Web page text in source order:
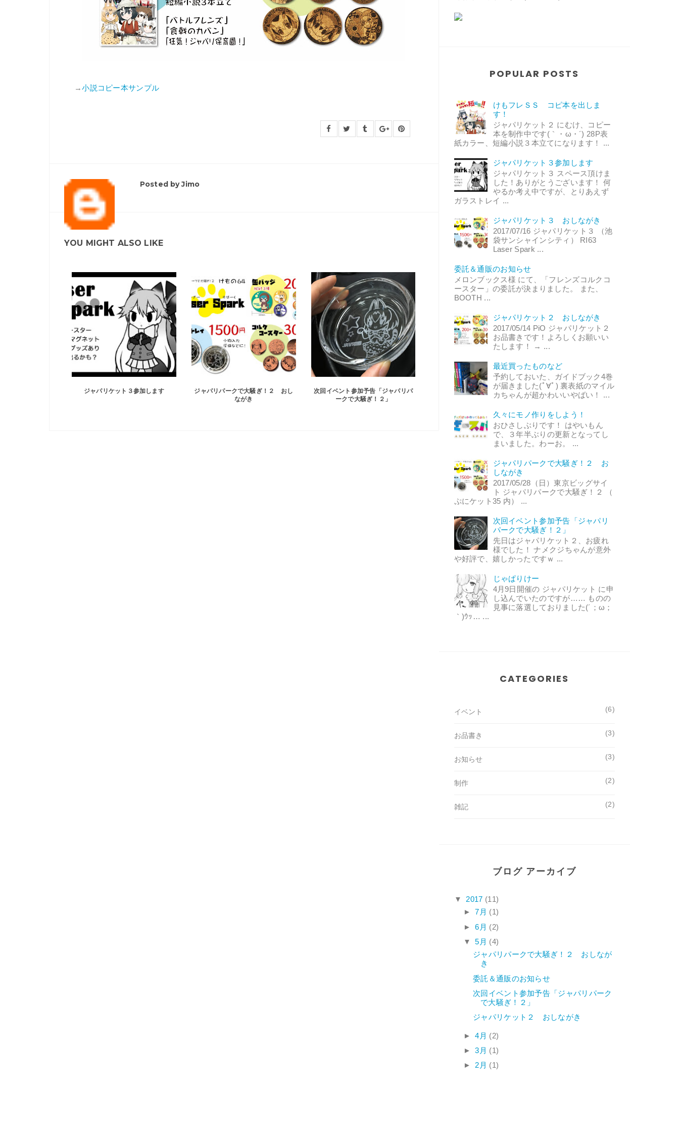
→小説コピー本サンプル
Posted by Jimo
YOU MIGHT ALSO LIKE
ジャパリケット３参加します
ジャパリパークで大騒ぎ！２ おし
ながき
次回イベント参加予告「ジャパリパ
ークで大騒ぎ！２」
POPULAR POSTS
けもフレＳＳ コピ本を出しま
す！
ジャパリケット２ にむけ、コピー
本を制作中です(｀・ω・´) 28P表
紙カラー、短編小説３本立てになります！ ...
ジャパリケット３参加します
ジャパリケット３ スペース頂けま
した！ありがとうございます！ 何
やるか考え中ですが、とりあえず
ガラストレイ ...
ジャパリケット３ おしながき
2017/07/16 ジャパリケット３ （池
袋サンシャインシティ） RI63
Laser Spark ...
委託＆通販のお知らせ
メロンブックス様 にて、「フレンズコルクコ
ースター」の委託が決まりました。 また、
BOOTH ...
ジャパリケット２ おしながき
2017/05/14 PiO ジャパリケット２
お品書きです！よろしくお願いい
たします！ → ...
最近買ったものなど
予約しておいた、ガイドブック4巻
が届きました(ﾟ∀ﾟ) 裏表紙のマイル
カちゃんが超かわいいやばい！ ...
久々にモノ作りをしよう！
おひさしぶりです！ はやいもん
で、３年半ぶりの更新となってし
まいました。わーお。 ...
ジャパリパークで大騒ぎ！２ お
しながき
2017/05/28（日）東京ビッグサイ
ト ジャパリパークで大騒ぎ！２ （
ぷにケット35 内） ...
次回イベント参加予告「ジャパリ
パークで大騒ぎ！２」
先日はジャパリケット２、お疲れ
様でした！ ナメクジちゃんが意外
や好評で、嬉しかったですｗ ...
じゃぱりけー
4月9日開催の ジャパリケット に申
し込んでいたのですが…… ものの
見事に落選しておりました(´；ω；
｀)ｳｯ… ...
CATEGORIES
イベント (6)
お品書き (3)
お知らせ (3)
制作 (2)
雑記 (2)
ブログ アーカイブ
▼ 2017 (11)
►7月 (1)
►6月 (2)
▼5月 (4)
ジャパリパークで大騒ぎ！２ おしなが
き
委託＆通販のお知らせ
次回イベント参加予告「ジャパリパーク
で大騒ぎ！２」
ジャパリケット２ おしながき
►4月 (2)
►3月 (1)
► 2月 (1)